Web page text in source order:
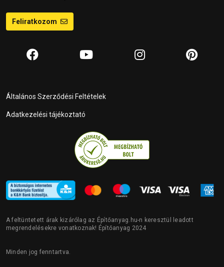
Feliratkozom
Általános Szerződési Feltételek
Adatkezelési tájékoztató
A feltüntetett árak kizárólag az Építőanyag.hu-n keresztül leadott
megrendelésekre vonatkoznak! Építőanyag 2024
Minden jog fenntartva.